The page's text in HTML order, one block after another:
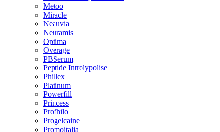
Metoo
Miracle
Neauvia
Neuramis
Optima
Overage
PBSerum
Peptide Introlypolise
Phillex
Platinum
Powerfill
Princess
Profhilo
Progelcaine
Promoitalia